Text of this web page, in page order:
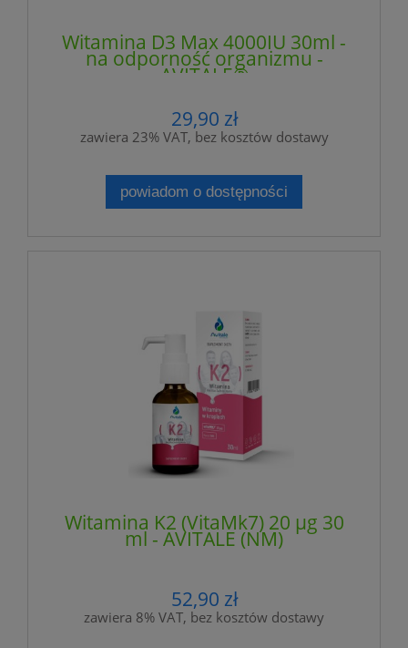
Witamina D3 Max 4000IU 30ml -
na odporność organizmu -
AVITALE®
29,90 zł
zawiera 23% VAT, bez kosztów dostawy
powiadom o dostępności
Witamina K2 (VitaMk7) 20 µg 30
ml - AVITALE (NM)
52,90 zł
zawiera 8% VAT, bez kosztów dostawy